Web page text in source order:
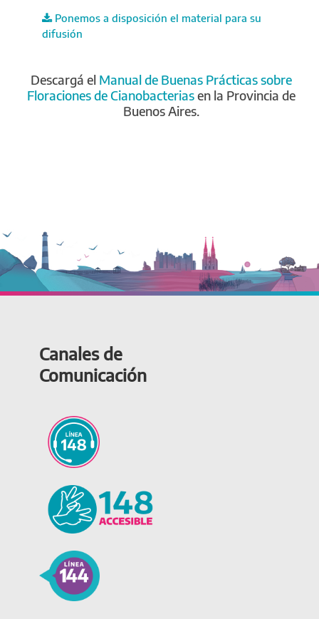
Ponemos a disposición el material para su
difusión
Descargá el Manual de Buenas Prácticas sobre
Floraciones de Cianobacteriasen la Provincia de
Buenos Aires.
Canales de
Comunicación